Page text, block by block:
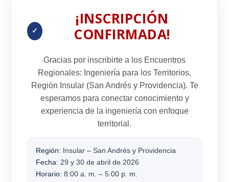
✓
¡INSCRIPCIÓN
CONFIRMADA!
Gracias por inscribirte a los Encuentros
Regionales: Ingeniería para los Territorios,
Región Insular(San Andrés y Providencia). Te
esperamos para conectar conocimiento y
experiencia de la ingeniería con enfoque
territorial.
Región: Insular – San Andrés y Providencia
Fecha: 29 y 30 de abril de 2026
Horario: 8:00 a. m. – 5:00 p. m.